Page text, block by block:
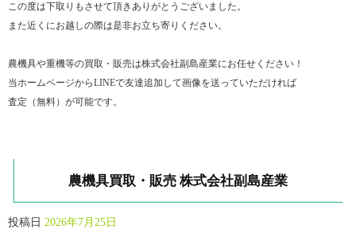
この度は下取りもさせて頂きありがとうございました。
また近くにお越しの際は是非お立ち寄りください。
農機具や重機等の買取・販売は株式会社副島産業にお任せください！
当ホームページからLINEで友達追加して画像を送っていただければ
査定（無料）が可能です。
農機具買取・販売 株式会社副島産業
投稿日 2026年7月25日